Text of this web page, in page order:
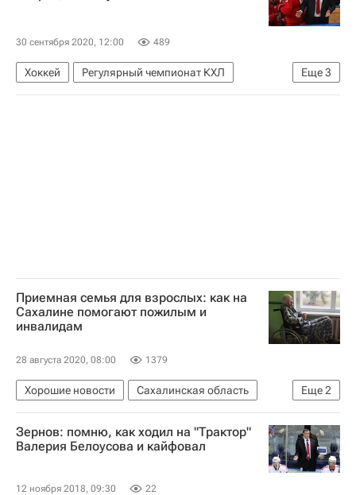
30 сентября 2020, 12:00 489
Еще3
Хоккей
Регулярный чемпионат КХЛ
Блог редакции РИА Новости Спорт
Приемная семья для взрослых: как на
Сахалине помогают пожилым и
инвалидам
28 августа 2020, 08:00 1379
Еще2
Хорошие новости
Сахалинская область
Южно-Сахалинск
Хорошие новости
Зернов: помню, как ходил на "Трактор"
Валерия Белоусова и кайфовал
12 ноября 2018, 09:30 22